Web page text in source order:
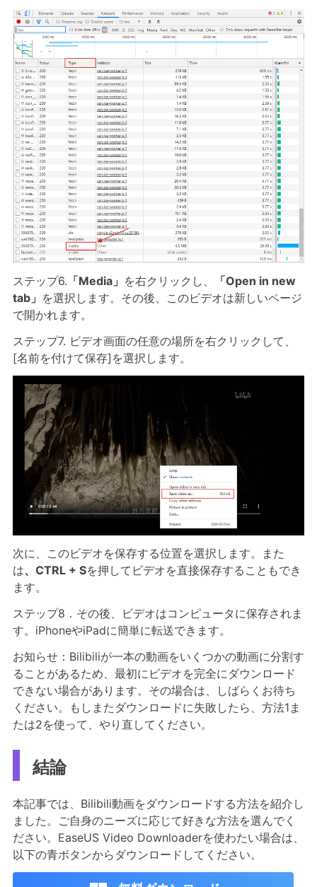
ステップ6. 「Media」 を右クリックし、
「Open in new
tab」 を選択します。その後、このビデオは新しいページ
で開かれます。
ステップ7. ビデオ画面の任意の場所を右クリックして、
[名前を付けて保存]を選択します。
次に、このビデオを保存する位置を選択します。また
は、CTRL + Sを押してビデオを直接保存することもでき
ます。
ステップ8．その後、ビデオはコンピュータに保存されま
す。iPhoneやiPadに簡単に転送できます。
お知らせ：Bilibiliが一本の動画をいくつかの動画に分割す
ることがあるため、最初にビデオを完全にダウンロード
できない場合があります。その場合は、しばらくお待ち
ください。もしまたダウンロードに失敗したら、方法1ま
たは2を使って、やり直してください。
結論
本記事では、Bilibili動画をダウンロードする方法を紹介し
ました。ご自身のニーズに応じて好きな方法を選んでく
ださい。EaseUS Video Downloaderを使わたい場合は、
以下の青ボタンからダウンロードしてください。